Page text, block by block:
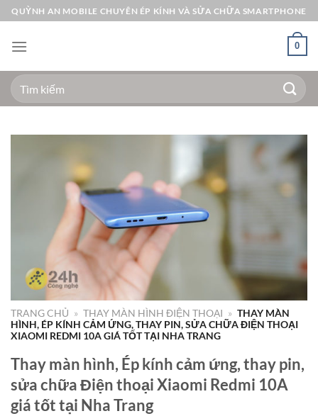
Bỏ
qua
nội
QUỲNH AN MOBILE CHUYÊN ÉP KÍNH VÀ SỬA CHỮA SMARTPHONE
0
Tìm
kiếm:
TRANG CHỦ » THAY MÀN HÌNH ĐIỆN THOẠI » THAY MÀN
HÌNH, ÉP KÍNH CẢM ỨNG, THAY PIN, SỬA CHỮA ĐIỆN THOẠI
XIAOMI REDMI 10A GIÁ TỐT TẠI NHA TRANG
Thay màn hình, Ép kính cảm ứng, thay pin,
sửa chữa Điện thoại Xiaomi Redmi 10A
giá tốt tại Nha Trang